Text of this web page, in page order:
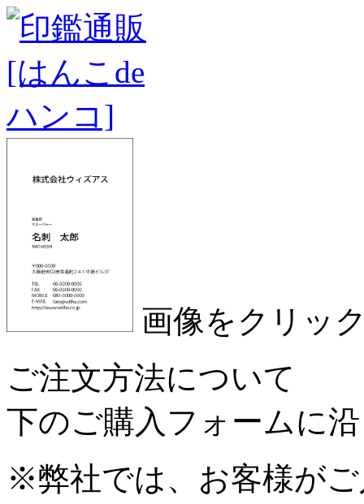
画像をクリッ
ご注文方法について
下のご購入フォームに
※弊社では、お客様が